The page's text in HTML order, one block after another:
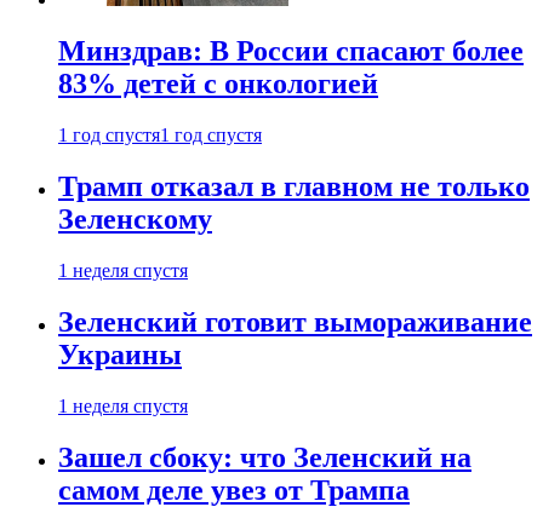
Минздрав: В России спасают более
83% детей с онкологией
1 год спустя1 год спустя
Трамп отказал в главном не только
Зеленскому
1 неделя спустя
Зеленский готовит вымораживание
Украины
1 неделя спустя
Зашел сбоку: что Зеленский на
самом деле увез от Трампа